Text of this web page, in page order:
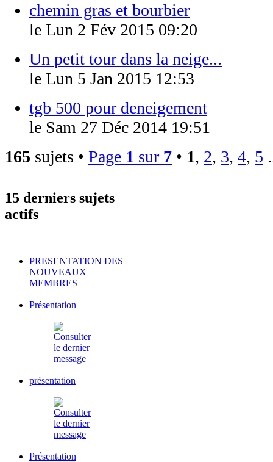
chemin gras et bourbier
le Lun 2 Fév 2015 09:20
Un petit tour dans la neige...
le Lun 5 Jan 2015 12:53
tgb 500 pour deneigement
le Sam 27 Déc 2014 19:51
165 sujets • Page 1 sur 7 • 1, 2, 3, 4, 5
15 derniers sujets
actifs
PRESENTATION DES
NOUVEAUX
MEMBRES
Présentation
présentation
Présentation